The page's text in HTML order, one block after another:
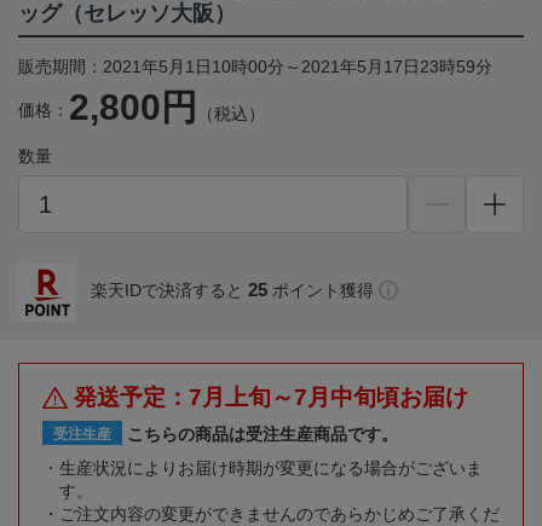
ッグ（セレッソ大阪）
販売期間：2021年5月1日10時00分～2021年5月17日23時59分
価格： 2,800円 （税込）
数量
楽天IDで決済すると 25 ポイント獲得
発送予定：7月上旬～7月中旬頃お届け
受注生産
こちらの商品は受注生産商品です。
生産状況によりお届け時期が変更になる場合がございま
す。
ご注文内容の変更ができませんのであらかじめご了承くだ